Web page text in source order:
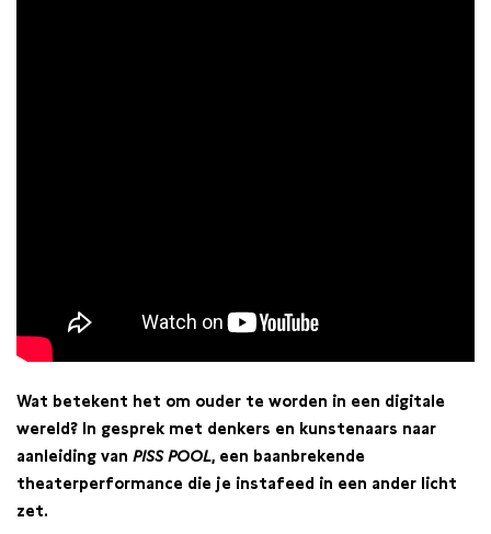
Wat betekent het om ouder te worden in een digitale
wereld? In gesprek met denkers en kunstenaars naar
aanleiding van PISS POOL, een baanbrekende
theaterperformance die je instafeed in een ander licht
zet.